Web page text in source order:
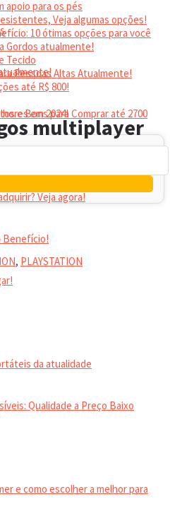
apoio para os pés
Veja algumas opções!
10 ótimas opções para você
Gordos atualmente!
Tecido
Pessoas Altas Atualmente!
até R$ 800!
em 2024!
e Bons para Comprar até 2700
Veja agora!
Benefício!
da atualidade
Qualidade a Preço Baixo
e como escolher a melhor para
multiplayer
, PLAYSTATION